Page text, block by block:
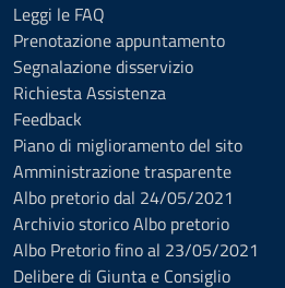
Leggi le FAQ
Prenotazione appuntamento
Segnalazione disservizio
Richiesta Assistenza
Feedback
Piano di miglioramento del sito
Amministrazione trasparente
Albo pretorio dal 24/05/2021
Archivio storico Albo pretorio
Albo Pretorio fino al 23/05/2021
Delibere di Giunta e Consiglio